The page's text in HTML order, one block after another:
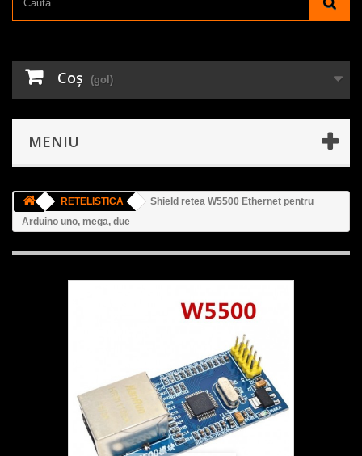
Coş (gol)
MENIU
RETELISTICA
Shield retea W5500 Ethernet pentru
Arduino uno, mega, due